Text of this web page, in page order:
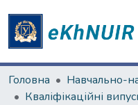
Головна